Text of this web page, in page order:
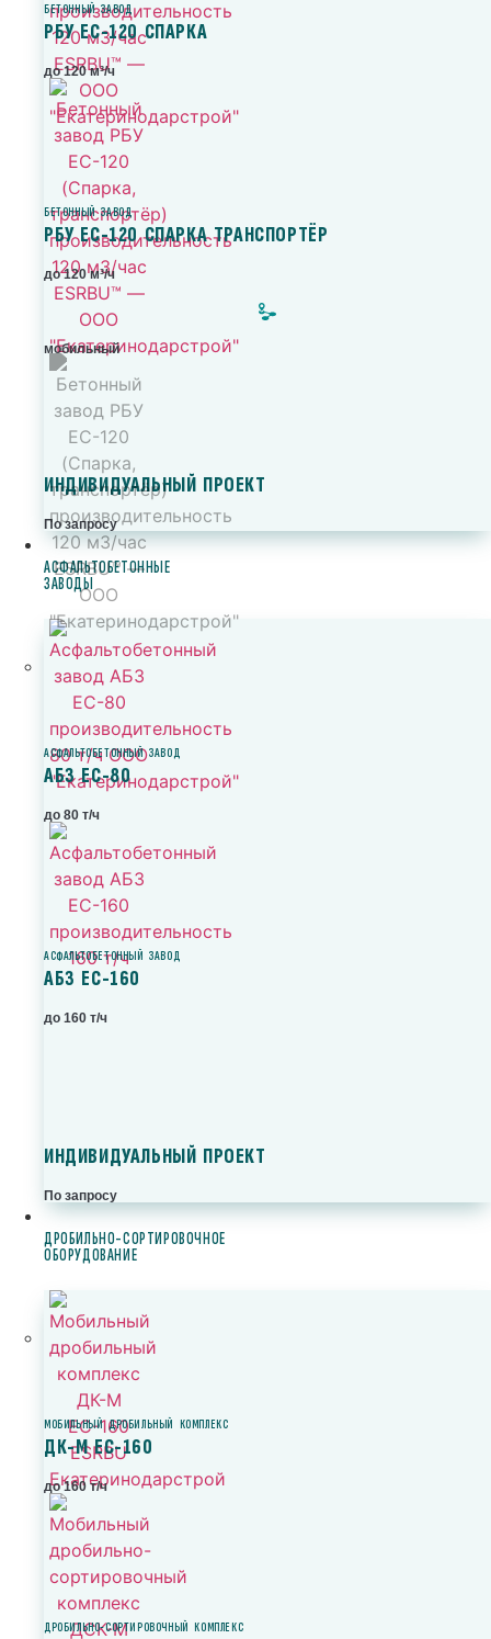
БЕТОННЫЙ ЗАВОД
РБУ ЕС-120 СПАРКА
до 120 м³/ч
БЕТОННЫЙ ЗАВОД
РБУ ЕС-120 СПАРКА ТРАНСПОРТЁР
до 120 м³/ч
мобильный
ИНДИВИДУАЛЬНЫЙ ПРОЕКТ
По запросу
АСФАЛЬТОБЕТОННЫЕ
ЗАВОДЫ
АСФАЛЬТОБЕТОННЫЙ ЗАВОД
АБЗ ЕС-80
до 80 т/ч
АСФАЛЬТОБЕТОННЫЙ ЗАВОД
АБЗ ЕС-160
до 160 т/ч
ИНДИВИДУАЛЬНЫЙ ПРОЕКТ
По запросу
ДРОБИЛЬНО-СОРТИРОВОЧНОЕ
ОБОРУДОВАНИЕ
МОБИЛЬНЫЙ ДРОБИЛЬНЫЙ КОМПЛЕКС
ДК-М ЕС-160
до 160 т/ч
ДРОБИЛЬНО-СОРТИРОВОЧНЫЙ КОМПЛЕКС